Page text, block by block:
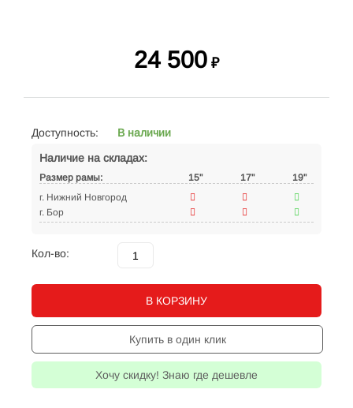
24 500 ₽
Доступность:
В наличии
Наличие на складах:
Размер рамы: 15" 17"
19"
г. Нижний Новгород
г. Бор
Кол-во:
В КОРЗИНУ
Купить в один клик
Хочу скидку! Знаю где дешевле